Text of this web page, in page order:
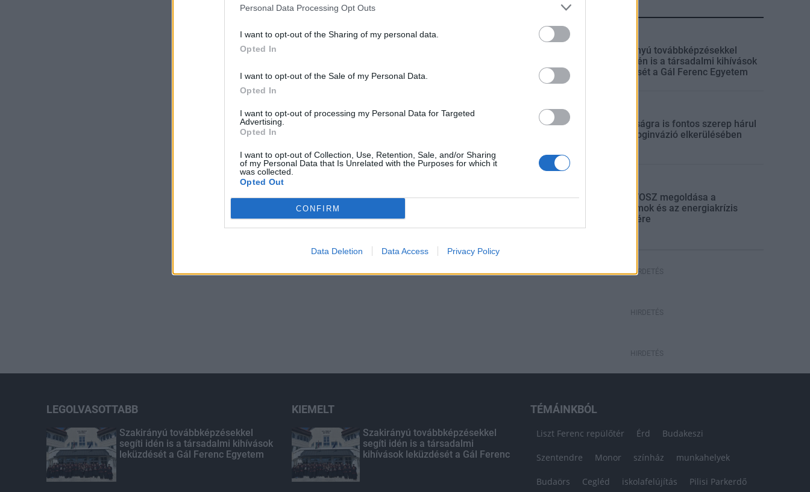
Personal Data Processing Opt Outs
I want to opt-out of the Sharing of my personal data.
Opted In
I want to opt-out of the Sale of my Personal Data.
Opted In
I want to opt-out of processing my Personal Data for Targeted
Advertising.
Opted In
I want to opt-out of Collection, Use, Retention, Sale, and/or Sharing
of my Personal Data that Is Unrelated with the Purposes for which it
was collected.
Opted Out
CONFIRM
Data Deletion Data Access Privacy Policy
LEGFRISSEBB
Szakirányú továbbképzésekkel
segíti idén is a társadalmi kihívások
leküzdését a Gál Ferenc Egyetem
A lakosságra is fontos szerep hárul
a szúnyoginvázió elkerülésében
Itt az ÉVOSZ megoldása a
hőhullámok és az energiakrízis
kezelésére
HIRDETÉS
HIRDETÉS
HIRDETÉS
LEGOLVASOTTABB
Szakirányú továbbképzésekkel
segíti idén is a társadalmi kihívások
leküzdését a Gál Ferenc Egyetem
KIEMELT
Szakirányú továbbképzésekkel
segíti idén is a társadalmi
kihívások leküzdését a Gál Ferenc
TÉMÁINKBÓL
Liszt Ferenc repülőtér Érd Budakeszi
Szentendre Monor színház munkahelyek
Budaörs Cegléd iskolafelújítás Pilisi Parkerdő